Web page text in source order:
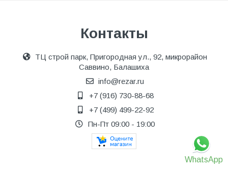
WhatsApp
Контакты
ТЦ строй парк, Пригородная ул., 92, микрорайон
Саввино, Балашиха
info@rezar.ru
+7 (916) 730-88-68
+7 (499) 499-22-92
Пн-Пт 09:00 - 19:00